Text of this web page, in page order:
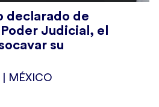
declarado de
Judicial, el
su
| MÉXICO